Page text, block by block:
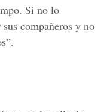
Si no lo
compañeros y no